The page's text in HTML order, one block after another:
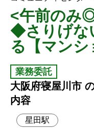
<午前のみ
◆さりげな
る【マンシ
業務委託
大阪府寝屋川市
内容
星田駅